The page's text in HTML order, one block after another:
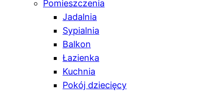
Pomieszczenia
Jadalnia
Sypialnia
Balkon
Łazienka
Kuchnia
Pokój dziecięcy